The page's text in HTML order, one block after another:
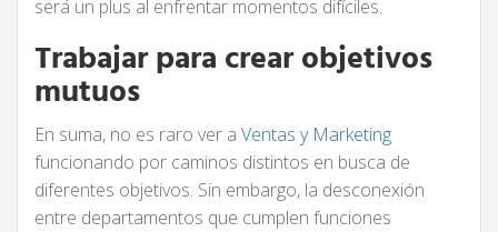
será un plus al enfrentar momentos difíciles.
Trabajar para crear objetivos
mutuos
En suma, no es raro ver a Ventas y Marketing
funcionando por caminos distintos en busca de
diferentes objetivos. Sin embargo, la desconexión
entre departamentos que cumplen funciones